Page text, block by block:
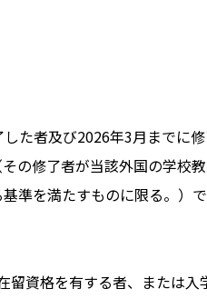
者及び2026年3月までに修
修了者が当該外国の学校
準を満たすものに限る。）
留資格を有する者、または